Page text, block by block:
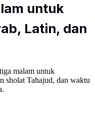
untuk
Latin, dan
malam untuk
sholat Tahajud, dan waktu